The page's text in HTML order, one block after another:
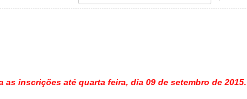
as inscrições até quarta feira, dia 09 de setembro de 2015.